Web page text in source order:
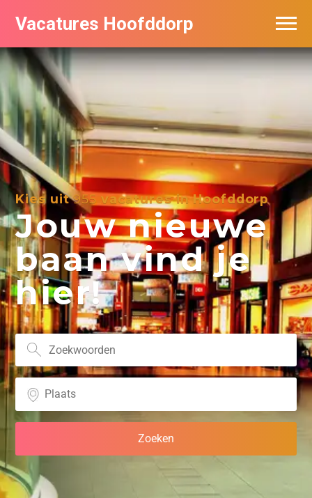
Vacatures Hoofddorp
Kies uit955 vacatures in Hoofddorp
Jouw nieuwe
baan vind je
hier!
Vacatures per bedrijf in Hoofddorp